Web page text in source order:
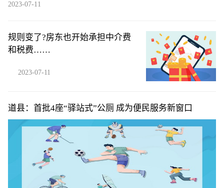
2023-07-11
规则变了?房东也开始承担中介费
和税费……
2023-07-11
道县：首批4座“驿站式”公厕 成为便民服务新窗口